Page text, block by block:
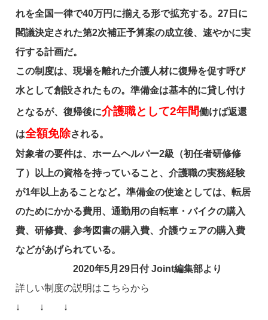
れを全国一律で40万円に揃える形で拡充する。27日に
閣議決定された第2次補正予算案の成立後、速やかに実
行する計画だ。
この制度は、現場を離れた介護人材に復帰を促す呼び
水として創設されたもの。準備金は基本的に貸し付け
となるが、復帰後に介護職として2年間働けば返還
は全額免除される。
対象者の要件は、ホームヘルパー2級（初任者研修修
了）以上の資格を持っていること、介護職の実務経験
が1年以上あることなど。準備金の使途としては、転居
のためにかかる費用、通勤用の自転車・バイクの購入
費、研修費、参考図書の購入費、介護ウェアの購入費
などがあげられている。
2020年5月29日付 Joint編集部より
詳しい制度の説明はこちらから
↓ ↓ ↓